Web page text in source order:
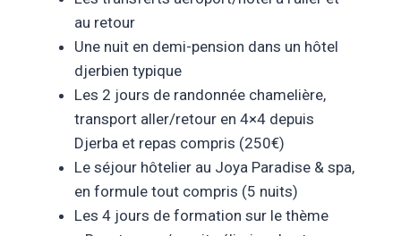
au retour
Une nuit en demi-pension dans un hôtel
djerbien typique
Les 2 jours de randonnée chamelière,
transport aller/retour en 4×4 depuis
Djerba et repas compris (250€)
Le séjour hôtelier au Joya Paradise & spa,
en formule tout compris (5 nuits)
Les 4 jours de formation sur le thème